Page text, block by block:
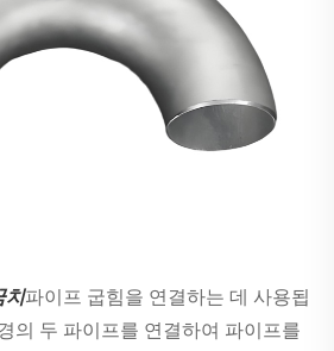
치파이프 굽힘을 연결하는 데 사용됩
의 두 파이프를 연결하여 파이프를